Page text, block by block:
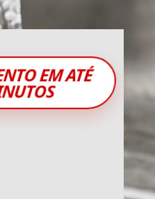
EM ATÉ